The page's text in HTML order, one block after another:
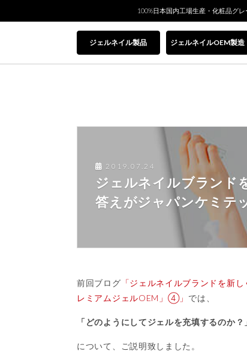
100%日本国内工場生産・化粧品グ
ジェルネイル製品 ジェルネイルOEM製造
2019.07.24
ジェルネイルブランド
答えがジャパンケミ
前回ブログ 「ジェルネイルブランドを新
レミアムジェルOEM」④」 では、
「どのようにしてジェルを充填するのか？
について、ご説明致しました。